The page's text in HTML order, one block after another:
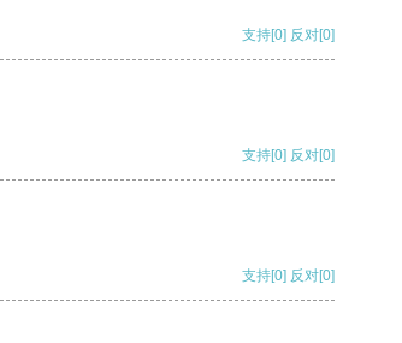
支持[0] 反对[0]
支持[0] 反对[0]
支持[0] 反对[0]